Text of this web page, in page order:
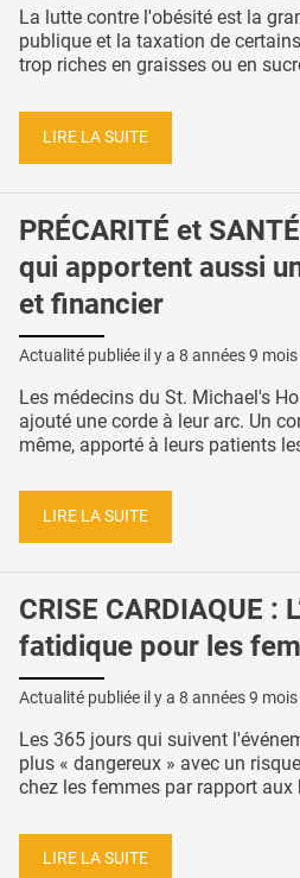
La lutte contre l'obésité est la
publique et la taxation de
trop riches en graisses ou en
LIRE LA SUITE
PRÉCARITÉ et
qui apportent aussi
et financier
Actualité publiée il y a 8 années 9 mois
Les médecins du St. Michael's
ajouté une corde à leur arc. Un
même, apporté à leurs patients
LIRE LA SUITE
CRISE CARDIAQUE :
fatidique pour les
Actualité publiée il y a 8 années 9 mois
Les 365 jours qui suivent
plus « dangereux » avec un
chez les femmes par rapport aux
LIRE LA SUITE